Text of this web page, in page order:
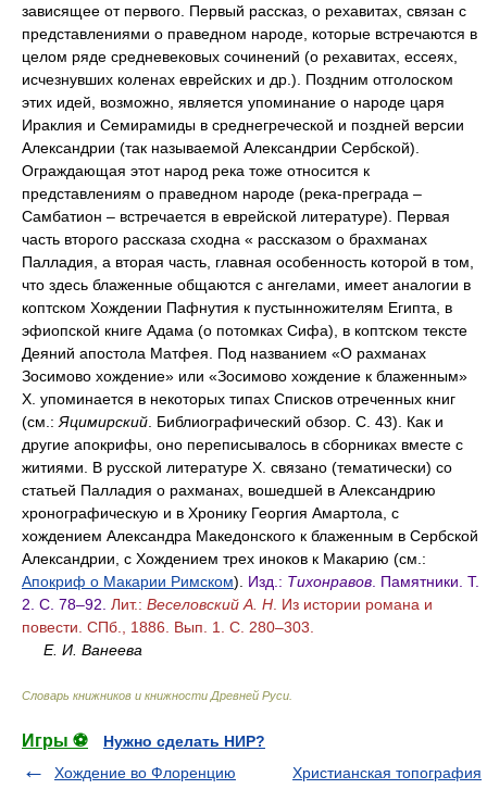
зависящее от первого. Первый рассказ, о рехавитах, связан с
представлениями о праведном народе, которые встречаются в
целом ряде средневековых сочинений (о рехавитах, ессеях,
исчезнувших коленах еврейских и др.). Поздним отголоском
этих идей, возможно, является упоминание о народе царя
Ираклия и Семирамиды в среднегреческой и поздней версии
Александрии (так называемой Александрии Сербской).
Ограждающая этот народ река тоже относится к
представлениям о праведном народе (река-преграда –
Самбатион – встречается в еврейской литературе). Первая
часть второго рассказа сходна « рассказом о брахманах
Палладия, а вторая часть, главная особенность которой в том,
что здесь блаженные общаются с ангелами, имеет аналогии в
коптском Хождении Пафнутия к пустынножителям Египта, в
эфиопской книге Адама (о потомках Сифа), в коптском тексте
Деяний апостола Матфея. Под названием «О рахманах
Зосимово хождение» или «Зосимово хождение к блаженным»
X. упоминается в некоторых типах Списков отреченных книг
(см.: Яцимирский . Библиографический обзор. С. 43). Как и
другие апокрифы, оно переписывалось в сборниках вместе с
житиями. В русской литературе X. связано (тематически) со
статьей Палладия о рахманах, вошедшей в Александрию
хронографическую и в Хронику Георгия Амартола, с
хождением Александра Македонского к блаженным в Сербской
Александрии, с Хождением трех иноков к Макарию (см.:
Апокриф о Макарии Римском). Изд.: Тихонравов . Памятники. Т.
2. С. 78–92. Лит.: Веселовский А. Н . Из истории романа и
повести. СПб., 1886. Вып. 1. С. 280–303.
Е. И. Ванеева
Словарь книжников и книжности Древней Руси
Игры ⚽
Нужно сделать НИР?
Хождение во Флоренцию
Христианская топография